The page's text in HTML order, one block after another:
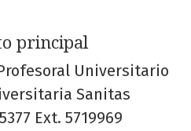
principal
Universitario
Sanitas
Ext. 5719969